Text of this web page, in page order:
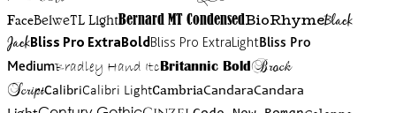
FaceBelweTL LightBernard MT CondensedBioRhymeBlack
JackBliss Pro ExtraBoldBliss Pro ExtraLightBliss Pro
MediumBradley Hand Itc Britannic Bold Brock
ScriptCalibriCalibri LightCambriaCandaraCandara